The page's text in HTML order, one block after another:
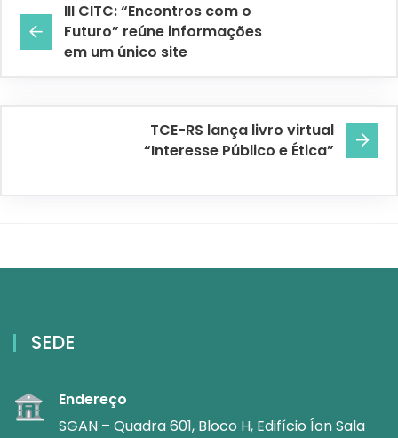
III CITC: “Encontros com o
Futuro” reúne informações
em um único site
TCE-RS lança livro virtual
“Interesse Público e Ética”
SEDE
Endereço
SGAN – Quadra 601, Bloco H, Edifício Íon Sala